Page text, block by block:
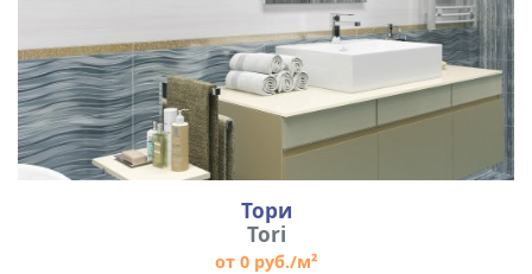
Тори
Tori
от 0 руб./м²